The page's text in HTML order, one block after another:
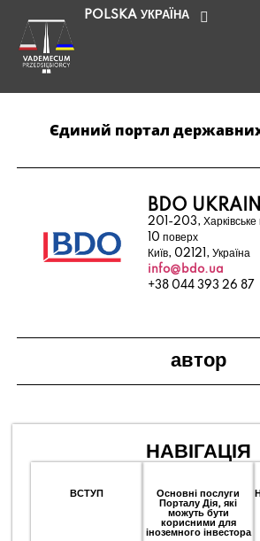
POLSKA УКРАЇНА
Єдиний портал державних
BDO
201-203, Харківське
10 поверх
Київ, 02121, Україна
info@bdo.ua
+38 044 393 26 87
автор
НАВІГАЦІЯ
ВСТУП
Основні послуги
Порталу Дія, які
можуть бути
корисними для
іноземного інвестора